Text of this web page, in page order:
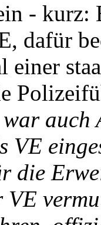
- kurz:
dafür
einer
auch
VE
die